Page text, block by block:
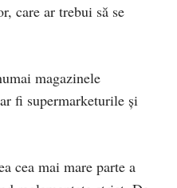
care ar trebui să se
magazinele
fi supermarketurile şi
cea mai mare parte a